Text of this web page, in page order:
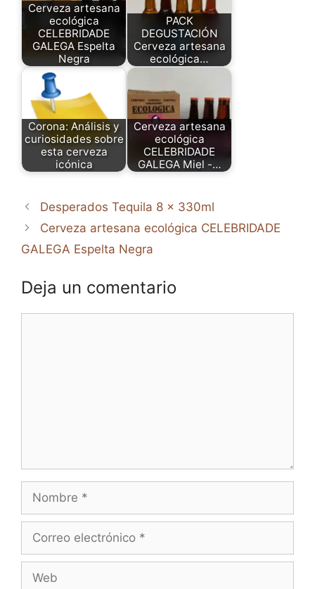
Cerveza artesana
ecológica
CELEBRIDADE
GALEGA Espelta
Negra
PACK
DEGUSTACIÓN
Cerveza artesana
ecológica…
Corona: Análisis y
curiosidades sobre
esta cerveza
icónica
Cerveza artesana
ecológica
CELEBRIDADE
GALEGA Miel -…
Desperados Tequila 8 x 330ml
Cerveza artesana ecológica CELEBRIDADE
GALEGA Espelta Negra
Deja un comentario
electrónico